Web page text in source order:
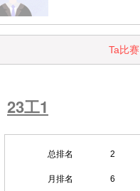
Ta比赛
23工1
总排名 2
月排名 6